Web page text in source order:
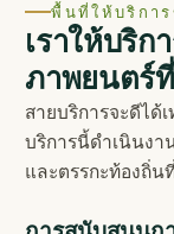
พื้นที่ให้บริการ
เราให้บริ
ภาพยนตร์
สายบริการจะดี
บริการนี้ดำเนินง
และตรรกะท้องถิ่